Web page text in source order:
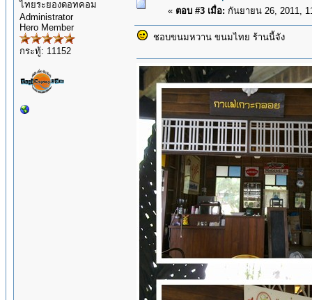
ไทยระยองดอทคอม
Administrator
Hero Member
กระทู้: 11152
« ตอบ #3 เมื่อ: กันยายน 26, 2011,
ชอบขนมหวาน ขนมไทย ร้านนี้จัง